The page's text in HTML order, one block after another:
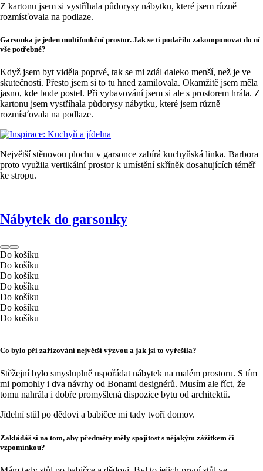
Z kartonu jsem si vystříhala půdorysy nábytku, které jsem různě
rozmísťovala na podlaze.
Garsonka je jeden multifunkční prostor. Jak se ti podařilo zakomponovat do ní
vše potřebné?
Když jsem byt viděla poprvé, tak se mi zdál daleko menší, než je ve
skutečnosti. Přesto jsem si to tu hned zamilovala. Okamžitě jsem měla
jasno, kde bude postel. Při vybavování jsem si ale s prostorem hrála. Z
kartonu jsem vystříhala půdorysy nábytku, které jsem různě
rozmísťovala na podlaze.
Největší stěnovou plochu v garsonce zabírá kuchyňská linka. Barbora
proto využila vertikální prostor k umístění skříněk dosahujících téměř
ke stropu.
Nábytek do garsonky
Do košíku
Do košíku
Do košíku
Do košíku
Do košíku
Do košíku
Do košíku
Co bylo při zařizování největší výzvou a jak jsi to vyřešila?
Stěžejní bylo smysluplně uspořádat nábytek na malém prostoru. S tím
mi pomohly i dva návrhy od Bonami designérů. Musím ale říct, že
tomu nahrála i dobře promyšlená dispozice bytu od architektů.
Jídelní stůl po dědovi a babičce mi tady tvoří domov.
Zakládáš si na tom, aby předměty měly spojitost s nějakým zážitkem či
vzpomínkou?